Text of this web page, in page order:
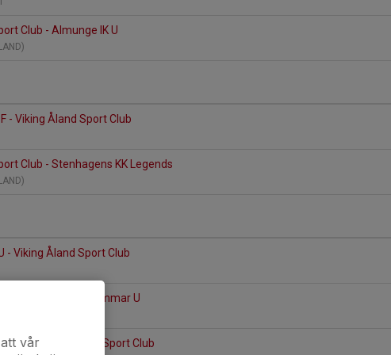
Club - Almunge IK U
- Viking Åland Sport Club
Club - Stenhagens KK Legends
- Viking Åland Sport Club
Club - IBK Östhammar U
IBK - Viking Åland Sport Club
vår